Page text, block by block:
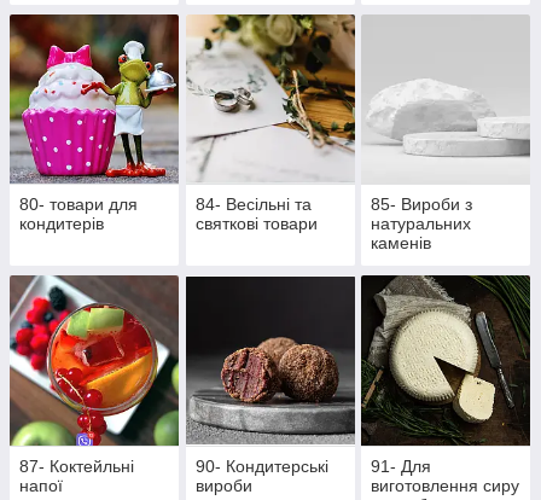
80- товари для
кондитерів
84- Весільні та
святкові товари
85- Вироби з
натуральних
каменів
87- Коктейльні
напої
90- Кондитерські
вироби
91- Для
виготовлення сиру